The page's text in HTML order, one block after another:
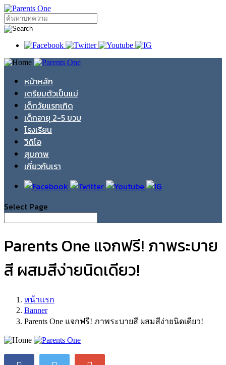
หน้าหลัก
เตรียมตัวเป็นแม่
เด็กวัยแรกเกิด
เด็กอายุ 2-5 ขวบ
โรงเรียน
วิดิโอ
สุขภาพ
เกี่ยวกับเรา
Select Page
Parents One แจกฟรี! ภาพระบาย
สี ผสมสีง่ายนิดเดียว!
หน้าแรก
Banner
Parents One แจกฟรี! ภาพระบายสี ผสมสีง่ายนิดเดียว!